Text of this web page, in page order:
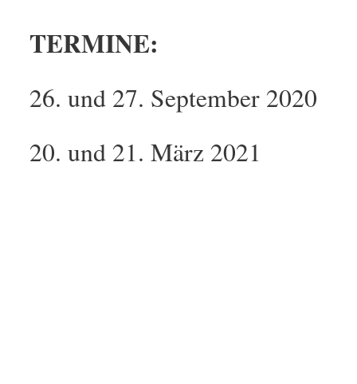
TERMINE:
26. und 27. September 2020
20. und 21. März 2021